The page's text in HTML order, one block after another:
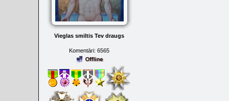
Vieglas smiltis Tev draugs
Komentāri: 6565